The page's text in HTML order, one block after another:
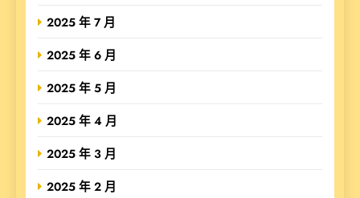
2025 年 7 月
2025 年 6 月
2025 年 5 月
2025 年 4 月
2025 年 3 月
2025 年 2 月